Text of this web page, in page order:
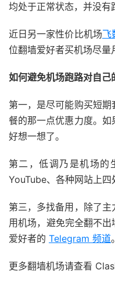
均处于正常状态，并没有
近日另一家性价比机场飞
位翻墙爱好者买机场尽量
如何避免机场跑路对自己
第一，是尽可能购买短
餐的那一点优惠力度。
好想一想了。
第二，低调乃是机场的
YouTube、各种网站上四
第三，多找备用，除了
用机场，避免完全翻不
爱好者的 Telegram 频道。
更多翻墙机场请查看